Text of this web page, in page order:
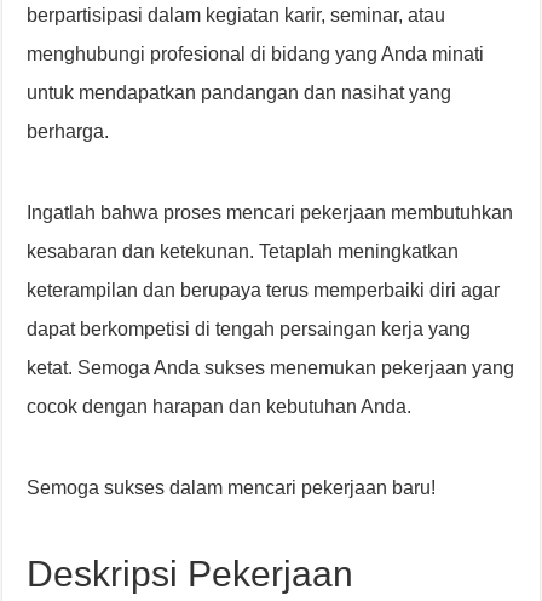
berpartisipasi dalam kegiatan karir, seminar, atau
menghubungi profesional di bidang yang Anda minati
untuk mendapatkan pandangan dan nasihat yang
berharga.
Ingatlah bahwa proses mencari pekerjaan membutuhkan
kesabaran dan ketekunan. Tetaplah meningkatkan
keterampilan dan berupaya terus memperbaiki diri agar
dapat berkompetisi di tengah persaingan kerja yang
ketat. Semoga Anda sukses menemukan pekerjaan yang
cocok dengan harapan dan kebutuhan Anda.
Semoga sukses dalam mencari pekerjaan baru!
Deskripsi Pekerjaan